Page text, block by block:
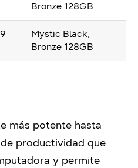
Bronze 128GB
Mystic Black,
Bronze 128GB
más potente hasta
productividad que
y permite